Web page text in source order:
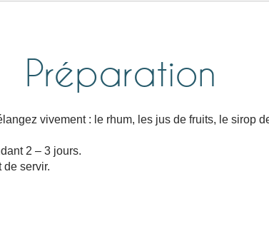
Préparation
vivement : le rhum, les jus de fruits, le sirop
2 – 3 jours.
de servir.